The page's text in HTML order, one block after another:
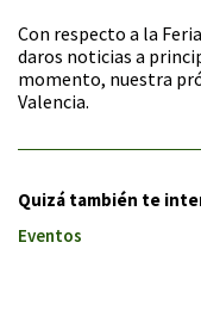
Con respecto a la
daros noticias a
momento, nuestra
Valencia.
Quizá también te
Eventos